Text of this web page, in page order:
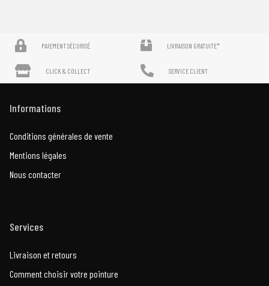
PAIEMENT SÉCURISÉ LIVRAISON GRATUITE*
CLICK & COLLECT SERVICE CLIENT
Informations
Conditions générales de vente
Mentions légales
Nous contacter
Services
Livraison et retours
Comment choisir votre pointure